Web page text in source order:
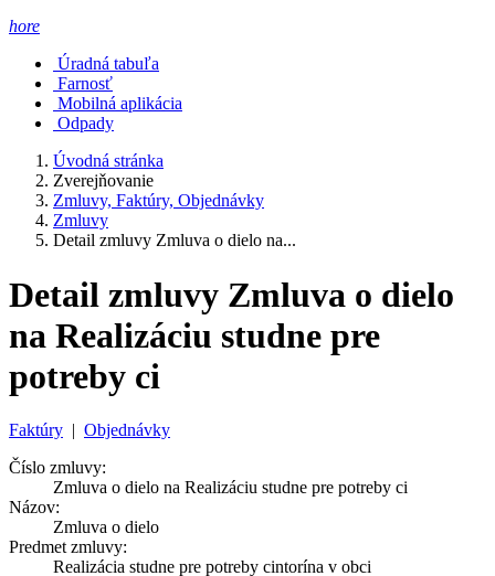
hore
Úradná tabuľa
Farnosť
Mobilná aplikácia
Odpady
Úvodná stránka
Zverejňovanie
Zmluvy, Faktúry, Objednávky
Zmluvy
Detail zmluvy Zmluva o dielo na...
Detail zmluvy Zmluva o dielo
na Realizáciu studne pre
potreby ci
Faktúry | Objednávky
Číslo zmluvy:
Zmluva o dielo na Realizáciu studne pre potreby ci
Názov:
Zmluva o dielo
Predmet zmluvy:
Realizácia studne pre potreby cintorína v obci